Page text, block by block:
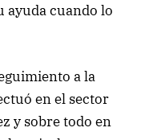
ayuda cuando lo
a la
en el sector
y sobre todo en